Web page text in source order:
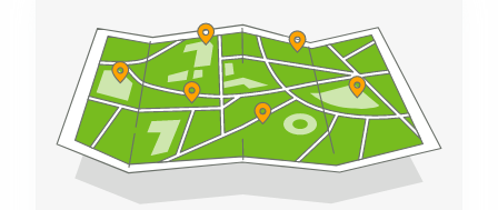
Lausanne
Esplanade
de Pont-
Rouge 4
Lancy
Route
Meyrin